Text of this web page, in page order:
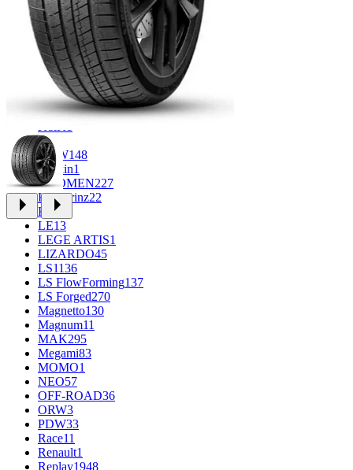
FF33
FR REPLICA2
GR34
Grizzly 3
iFree1014
iFree Original53
Ikon1
INFORGED1
K7
KDW148
Keskin1
KHOMEN227
Kronprinz22
KT23
LE13
LEGE ARTIS1
LIZARDO45
LS1136
LS FlowForming137
LS Forged270
Magnetto130
Magnum11
MAK295
Megami83
MOMO1
NEO57
OFF-ROAD36
ORW3
PDW33
Race11
Renault1
Replay1948